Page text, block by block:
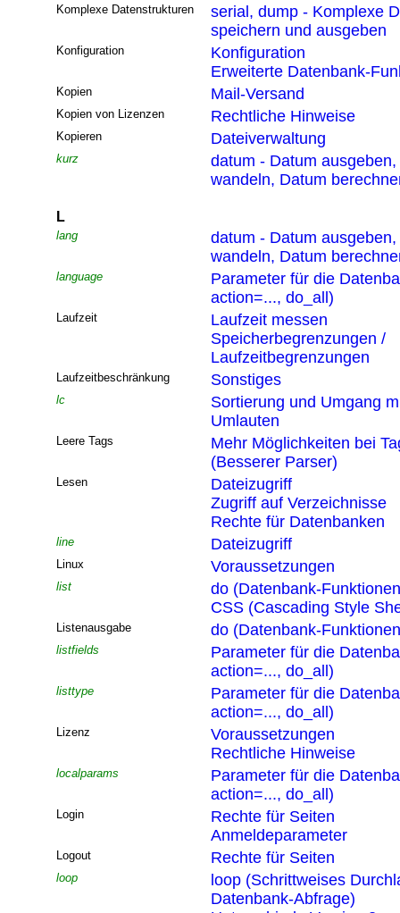
Komplexe Datenstrukturen
serial, dump - Komplexe
speichern und ausgeben
Konfiguration
Konfiguration
Erweiterte Datenbank-
Kopien Mail-Versand
Kopien von Lizenzen Rechtliche Hinweise
Kopieren Dateiverwaltung
kurz
datum - Datum
wandeln, Datum
L
lang
datum - Datum
wandeln, Datum
language
Parameter für die
action=..., do_all)
Laufzeit
Laufzeit messen
Speicherbegrenzungen /
Laufzeitbegrenzungen
Laufzeitbeschränkung Sonstiges
lc
Sortierung und Umgang
Umlauten
Leere Tags
Mehr Möglichkeiten bei
(Besserer Parser)
Lesen
Dateizugriff
Zugriff auf Verzeichnisse
Rechte für Datenbanken
line Dateizugriff
Linux Voraussetzungen
list
do (Datenbank-
CSS (Cascading Style
Listenausgabe do (Datenbank-
listfields
Parameter für die
action=..., do_all)
listtype
Parameter für die
action=..., do_all)
Lizenz
Voraussetzungen
Rechtliche Hinweise
localparams
Parameter für die
action=..., do_all)
Login
Rechte für Seiten
Anmeldeparameter
Logout Rechte für Seiten
loop
loop (Schrittweises
Datenbank-Abfrage)